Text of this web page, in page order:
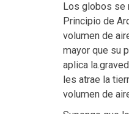
Los globos se
Principio de
volumen de
mayor que su
aplica
les atrae la
volumen de